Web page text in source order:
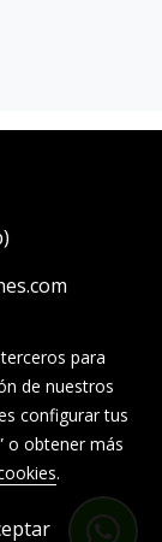
para
de nuestros
configurar tus
o obtener más
.